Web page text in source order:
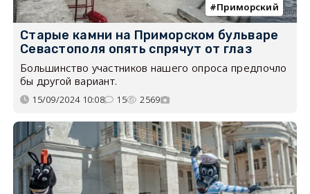
Приморский
Старые камни на Приморском бульваре
Севастополя опять спрячут от глаз
Большинство участников нашего опроса предпочло
бы другой вариант.
15/09/2024 10:08 15 2569